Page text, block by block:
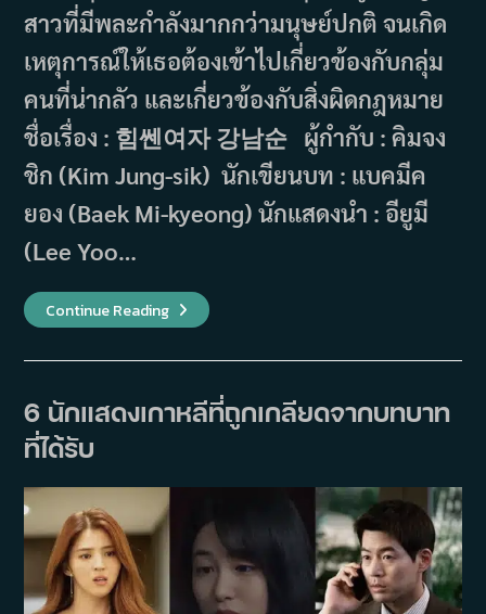
สาวที่มีพละกำลังมากกว่ามนุษย์ปกติ จนเกิด
เหตุการณ์ให้เธอต้องเข้าไปเกี่ยวข้องกับกลุ่ม
คนที่น่ากลัว และเกี่ยวข้องกับสิ่งผิดกฎหมาย
ชื่อเรื่อง : 힘쎈여자 강남순 ผู้กำกับ : คิมจง
ชิก (Kim Jung-sik) นักเขียนบท : แบคมีค
ยอง (Baek Mi-kyeong) นักแสดงนำ : อียูมี
(Lee Yoo…
Continue Readingเรื่อง
ย่อ
Nam
Soon
คังนัม
ซุน
(2023)
6 นักแสดงเกาหลีที่ถูกเกลียดจากบทบาท
ที่ได้รับ